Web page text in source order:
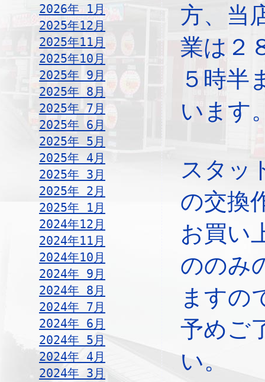
2026年 1月
2025年12月
2025年11月
2025年10月
2025年 9月
2025年 8月
2025年 7月
2025年 6月
2025年 5月
2025年 4月
2025年 3月
2025年 2月
2025年 1月
2024年12月
2024年11月
2024年10月
2024年 9月
2024年 8月
2024年 7月
2024年 6月
2024年 5月
2024年 4月
2024年 3月
方、当
業は２
５時半
います
スタッ
の交換
お買い
ののみ
ますの
予めご
い。